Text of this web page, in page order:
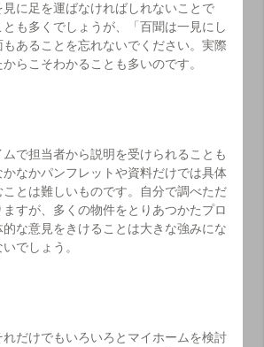
に足を運ばなければしれないことで
も多くでしょうが、「百聞は一見にし
あることを忘れないでください。実際
らこそわかることも多いのです。
ムで担当者から説明を受けられることも
かなかパンフレットや資料だけでは具体
とは難しいものです。自分で調べただ
すが、多くの物件をとりあつかたプロ
な意見をきけることは大きな強みにな
でしょう。
だけでもいろいろとマイホームを検討